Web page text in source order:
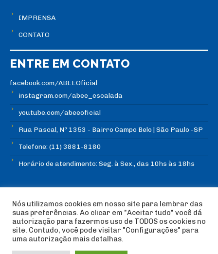
IMPRENSA
CONTATO
ENTRE EM CONTATO
facebook.com/ABEEOficial
instagram.com/abee_escalada
youtube.com/abeeoficial
Rua Pascal, Nº 1353 - Bairro Campo Belo | São Paulo -SP
Telefone: (11) 3881-8180
Horário de atendimento: Seg. à Sex., das 10hs às 18hs
© Copyright ABEE | Associação Brasileira de Escalada
Esportiva 2018 | Design:
Imagética Design
Nós utilizamos cookies em nosso site para lembrar das
suas preferências. Ao clicar em "Aceitar tudo" você dá
autorização para fazermos uso de TODOS os cookies no
site. Contudo, você pode visitar "Configurações" para
uma autorização mais detalhas.